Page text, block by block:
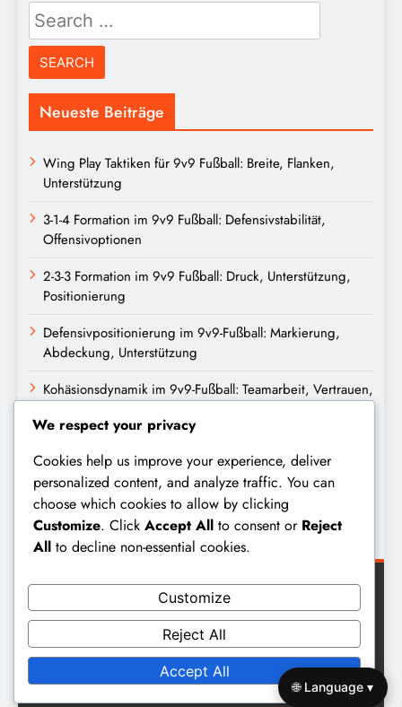
Search
for:
Neueste Beiträge
Wing Play Taktiken für 9v9 Fußball: Breite, Flanken,
Unterstützung
3-1-4 Formation im 9v9 Fußball: Defensivstabilität,
Offensivoptionen
2-3-3 Formation im 9v9 Fußball: Druck, Unterstützung,
Positionierung
Defensivpositionierung im 9v9-Fußball: Markierung,
Abdeckung, Unterstützung
Kohäsionsdynamik im 9v9-Fußball: Teamarbeit, Vertrauen,
Archiv
February 2026
January 2026
Digital Newspaper - Multipurpose News WordPress Theme
2026. Powered ByBlazeThemes.
We respect your privacy
Cookies help us improve your experience, deliver
personalized content, and analyze traffic. You can
choose which cookies to allow by clicking
Customize. Click Accept All to consent or Reject
All to decline non-essential cookies.
Customize
Reject All
Accept All
🌐 Language ▾